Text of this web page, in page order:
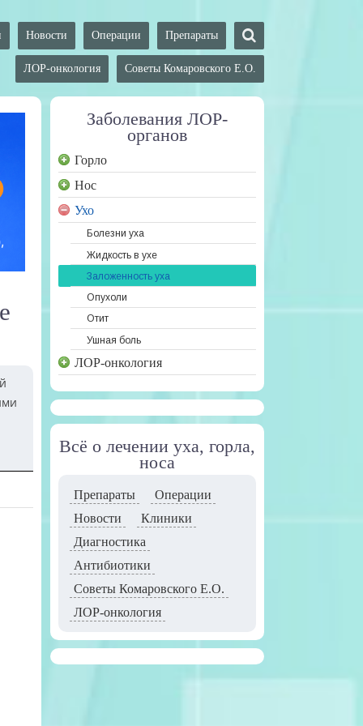
Препараты
Операции
Новости
Советы Комаровского Е.О.
ЛОР-онкология
Заболевания ЛОР-
органов
Горло
Нос
Ухо
Болезни уха
Жидкость в ухе
Заложенность уха
Опухоли
Отит
Ушная боль
ЛОР-онкология
Всё о лечении уха, горла,
носа
Препараты
Операции
Новости
Клиники
Диагностика
Антибиотики
Советы Комаровского Е.О.
ЛОР-онкология